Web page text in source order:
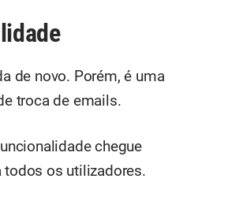
de novo. Porém, é uma
troca de emails.
chegue
todos os utilizadores.